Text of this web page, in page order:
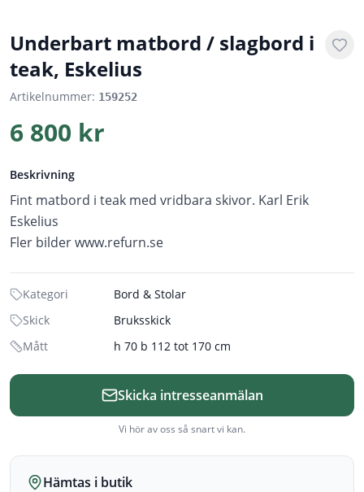
Underbart matbord / slagbord i
teak, Eskelius
Artikelnummer: 159252
6 800 kr
Beskrivning
Fint matbord i teak med vridbara skivor. Karl Erik
Eskelius
Fler bilder www.refurn.se
Kategori
Bord & Stolar
Skick
Bruksskick
Mått
h 70 b 112 tot 170 cm
Skicka intresseanmälan
Vi hör av oss så snart vi kan.
Hämtas i butik